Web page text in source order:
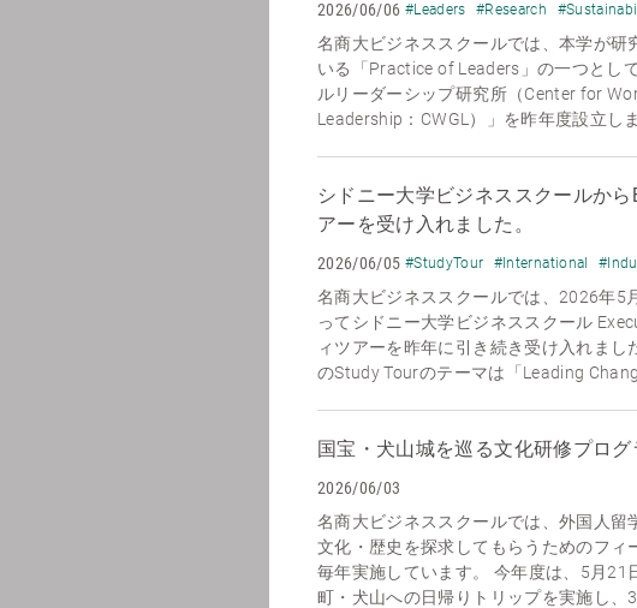
2026/06/06 #Leaders #Research
名商大ビジネススクールでは、本学が研
いる「Practice of Leaders」の一つとし
ルリーダーシップ研究所（Center for
Leadership：CWGL）」を昨年度設立しま
シドニー大学ビジネススクールから
アーを受け入れました。
2026/06/05 #StudyTour #International
名商大ビジネススクールでは、2026年5
ってシドニー大学ビジネススクール
ィツアーを昨年に引き続き受け入れまし
のStudy Tourのテーマは「Leading
国宝・犬山城を巡る文化研修プログ
2026/06/03
名商大ビジネススクールでは、外国人留
文化・歴史を探求してもらうためのフィ
毎年実施しています。 今年度は、5月21
町・犬山への日帰りトリップを実施し、